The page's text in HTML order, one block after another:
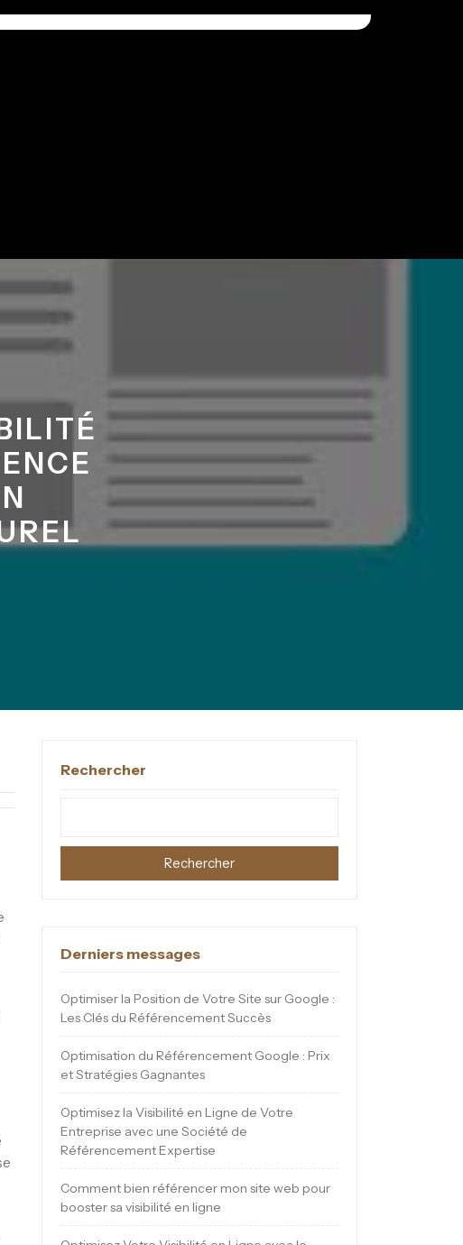
Rechercher
Rechercher
Derniers messages
Optimiser la Position de Votre Site sur Google :
Les Clés du Référencement Succès
Optimisation du Référencement Google : Prix
et Stratégies Gagnantes
Optimisez la Visibilité en Ligne de Votre
Entreprise avec une Société de
Référencement Expertise
Comment bien référencer mon site web pour
booster sa visibilité en ligne